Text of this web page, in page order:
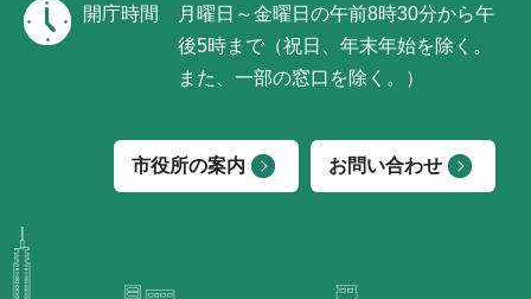
開庁時間
月曜日～金曜日の午前8時30分から午
後5時まで（祝日、年末年始を除く。
また、一部の窓口を除く。）
市役所の案内 お問い合わせ